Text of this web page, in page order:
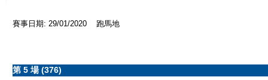
賽事日期: 29/01/2020 跑馬地
第 5 場 (376)